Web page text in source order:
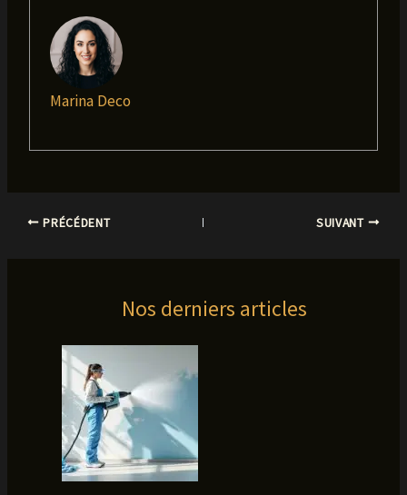
Marina Deco
PRÉCÉDENT SUIVANT
Nos derniers articles